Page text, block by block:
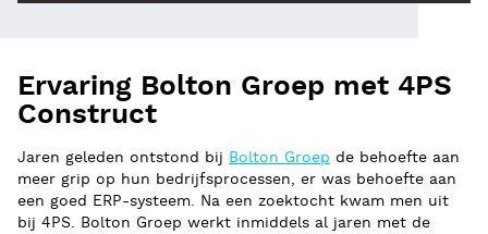
Ervaring Bolton Groep met 4PS
Construct
Jaren geleden ontstond bij Bolton Groep de behoefte aan
meer grip op hun bedrijfsprocessen, er was behoefte aan
een goed ERP-systeem. Na een zoektocht kwam men uit
bij 4PS. Bolton Groep werkt inmiddels al jaren met de